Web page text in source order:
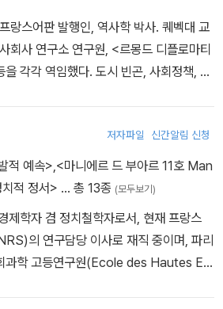
이해하고 싶어 하는 사람들이 정보접근, 투
논의 같은 수단을 박탈당했을 때 나타나
련과 영국비밀정보국을 위해 이중 첩보원
, 케네디 암살사건, 스탈린식 재판까지 종
주의·전체주의 같은 양극적인 세계에 머
이다. 존 르 카레가 우울하고 우수에 찬 확
게 걸려온 전화』, 1963)를 통해 말하고자
1948년에 조지 오웰이 소설 『1984』를
랑스어판 발행인, 역사학 박사. 퀘벡대 교
회사 연구소 연구원, <르몽드 디플로마티
각각 역임했다. 도시 빈곤, 사회정책, 언
세계. 현대사의 대안 편람』(공저, 201
비평 역사 편람』(2014) 등이 있
저자파일 신간알림 신청
적 예속> <마니에르 드 부아르 11호 Man
적 정서> … 총 13종 (모두보기)
제학자 겸 정치철학자로서, 현재 프랑스
의 연구담당 이사로 재직 중이며, 파리
과학 고등연구원(Ecole des Hautes Et